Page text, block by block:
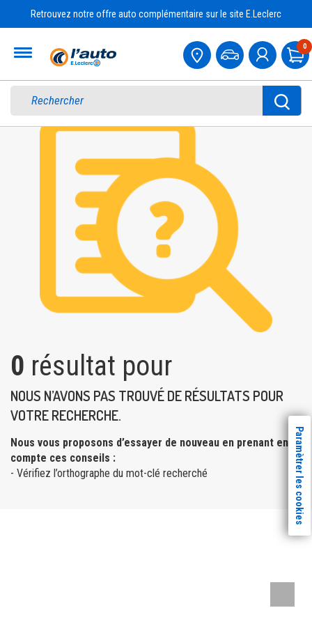
Retrouvez notre offre auto complémentaire sur le site E.Leclerc
0
0 résultat pour
NOUS N’AVONS PAS TROUVÉ DE RÉSULTATS POUR
VOTRE RECHERCHE.
Nous vous proposons d’essayer de nouveau en prenant en
compte ces conseils :
- Vérifiez l’orthographe du mot-clé recherché
Paramètrer les cookies